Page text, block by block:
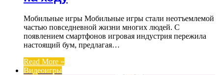
Мобильные игры Мобильные игры стали неотъемлемой
частью повседневной жизни многих людей. С
появлением смартфонов игровая индустрия пережила
настоящий бум, предлагая…
Read More »
Видеоигры